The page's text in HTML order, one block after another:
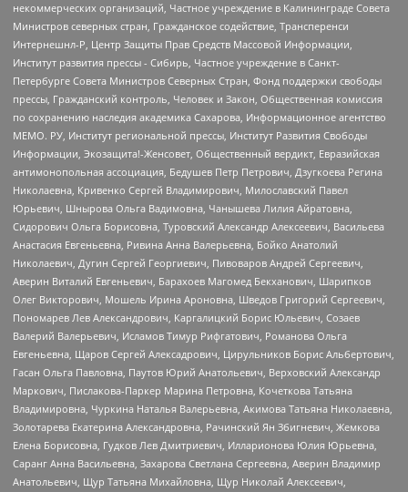
некоммерческих организаций, Частное учреждение в Калининграде Совета
Министров северных стран, Гражданское содействие, Трансперенси
Интернешнл-Р, Центр Защиты Прав Средств Массовой Информации,
Институт развития прессы - Сибирь, Частное учреждение в Санкт-
Петербурге Совета Министров Северных Стран, Фонд поддержки свободы
прессы, Гражданский контроль, Человек и Закон, Общественная комиссия
по сохранению наследия академика Сахарова, Информационное агентство
МЕМО. РУ, Институт региональной прессы, Институт Развития Свободы
Информации, Экозащита!-Женсовет, Общественный вердикт, Евразийская
антимонопольная ассоциация, Бедушев Петр Петрович, Дзугкоева Регина
Николаевна, Кривенко Сергей Владимирович, Милославский Павел
Юрьевич, Шнырова Ольга Вадимовна, Чанышева Лилия Айратовна,
Сидорович Ольга Борисовна, Туровский Александр Алексеевич, Васильева
Анастасия Евгеньевна, Ривина Анна Валерьевна, Бойко Анатолий
Николаевич, Дугин Сергей Георгиевич, Пивоваров Андрей Сергеевич,
Аверин Виталий Евгеньевич, Барахоев Магомед Бекханович, Шарипков
Олег Викторович, Мошель Ирина Ароновна, Шведов Григорий Сергеевич,
Пономарев Лев Александрович, Каргалицкий Борис Юльевич, Созаев
Валерий Валерьевич, Исламов Тимур Рифгатович, Романова Ольга
Евгеньевна, Щаров Сергей Алексадрович, Цирульников Борис Альбертович,
Гасан Ольга Павловна, Паутов Юрий Анатольевич, Верховский Александр
Маркович, Пислакова-Паркер Марина Петровна, Кочеткова Татьяна
Владимировна, Чуркина Наталья Валерьевна, Акимова Татьяна Николаевна,
Золотарева Екатерина Александровна, Рачинский Ян Збигневич, Жемкова
Елена Борисовна, Гудков Лев Дмитриевич, Илларионова Юлия Юрьевна,
Саранг Анна Васильевна, Захарова Светлана Сергеевна, Аверин Владимир
Анатольевич, Щур Татьяна Михайловна, Щур Николай Алексеевич,